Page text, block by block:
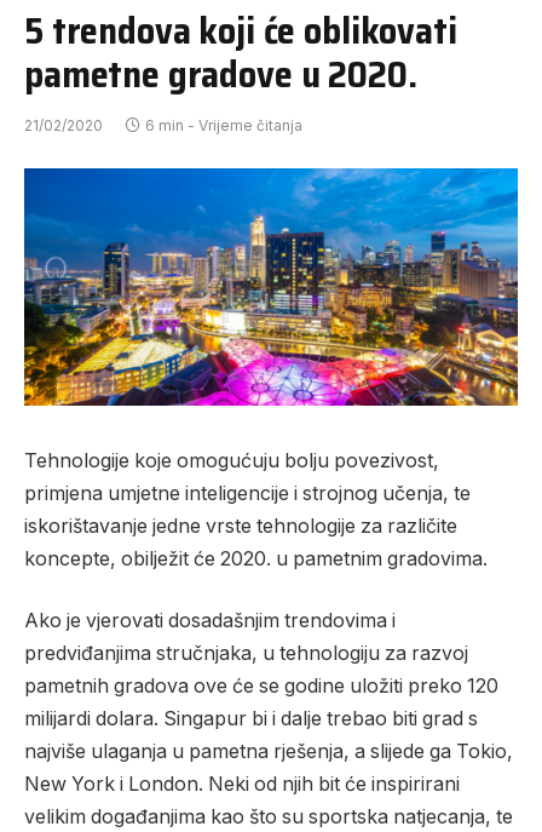
5 trendova koji će oblikovati
pametne gradove u 2020.
21/02/2020 6 min - Vrijeme čitanja
Tehnologije koje omogućuju bolju povezivost,
primjena umjetne inteligencije i strojnog učenja, te
iskorištavanje jedne vrste tehnologije za različite
koncepte, obilježit će 2020. u pametnim gradovima.
Ako je vjerovati dosadašnjim trendovima i
predviđanjima stručnjaka, u tehnologiju za razvoj
pametnih gradova ove će se godine uložiti preko 120
milijardi dolara. Singapur bi i dalje trebao biti grad s
najviše ulaganja u pametna rješenja, a slijede ga Tokio,
New York i London. Neki od njih bit će inspirirani
velikim događanjima kao što su sportska natjecanja, te